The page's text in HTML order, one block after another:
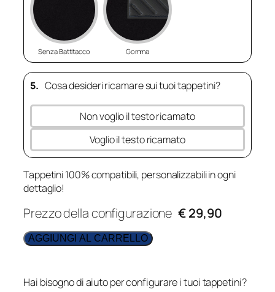
Senza Battitacco Gomma
5. Cosa desideri ricamare sui tuoi tappetini?
Non voglio il testo ricamato
Voglio il testo ricamato
Tappetini 100% compatibili, personalizzabili in ogni
dettaglio!
Prezzo della configurazione € 29,90
AGGIUNGI AL CARRELLO
Hai bisogno di aiuto per configurare i tuoi tappetini?